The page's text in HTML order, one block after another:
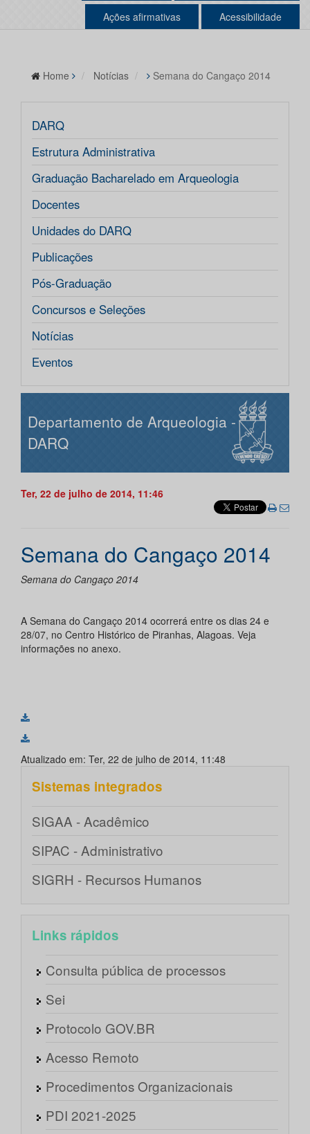
Ações afirmativas Acessibilidade
Home Notícias Semana do Cangaço 2014
DARQ
Estrutura Administrativa
Graduação Bacharelado em Arqueologia
Docentes
Unidades do DARQ
Publicações
Pós-Graduação
Concursos e Seleções
Notícias
Eventos
Departamento de Arqueologia -
DARQ
Ter, 22 de julho de 2014, 11:46
Semana do Cangaço 2014
Semana do Cangaço 2014
A Semana do Cangaço 2014 ocorrerá entre os dias 24 e
28/07, no Centro Histórico de Piranhas, Alagoas. Veja
informações no anexo.
Atualizado em: Ter, 22 de julho de 2014, 11:48
Sistemas integrados
SIGAA - Acadêmico
SIPAC - Administrativo
SIGRH - Recursos Humanos
Links rápidos
Consulta pública de processos
Sei
Protocolo GOV.BR
Acesso Remoto
Procedimentos Organizacionais
PDI 2021-2025